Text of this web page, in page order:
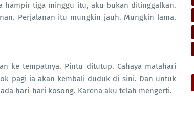
hampir tiga minggu itu, aku bukan ditinggalkan.
Perjalanan itu mungkin jauh. Mungkin lama.
ke tempatnya. Pintu ditutup. Cahaya matahari
pagi ia akan kembali duduk di sini. Dan untuk
hari-hari kosong. Karena aku telah mengerti.